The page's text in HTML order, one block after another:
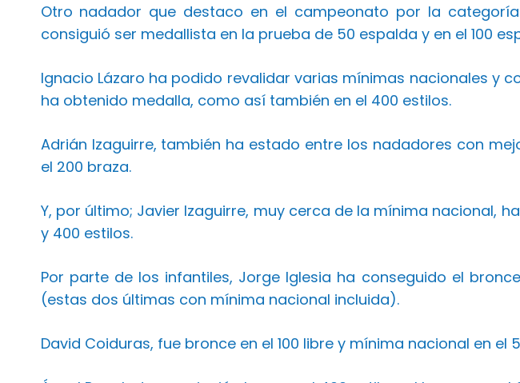
Otro nadador que destaco en el campeonato por la
consiguió ser medallista en la prueba de 50 espalda y en el 100
Ignacio Lázaro ha podido revalidar varias mínimas nacionales y
ha obtenido medalla, como así también en el 400 estilos.
Adrián Izaguirre, también ha estado entre los nadadores con
el 200 braza.
Y, por último; Javier Izaguirre, muy cerca de la mínima nacional,
y 400 estilos.
Por parte de los infantiles, Jorge Iglesia ha conseguido el
(estas dos últimas con mínima nacional incluida).
David Coiduras, fue bronce en el 100 libre y mínima nacional en el